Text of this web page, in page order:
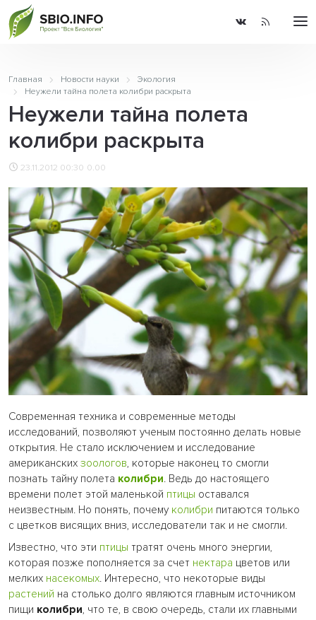
Главная Новости науки
Экология
Неужели тайна полета колибри раскрыта
Неужели тайна полета
колибри раскрыта
23.11.2012 00:30 0.00
Современная техника и современные методы
исследований, позволяют ученым постоянно делать новые
открытия. Не стало исключением и исследование
американских зоологов, которые наконец то смогли
познать тайну полета колибри. Ведь до настоящего
времени полет этой маленькой птицы оставался
неизвестным. Но понять, почему колибри питаются только
с цветков висящих вниз, исследователи так и не смогли.
Известно, что эти птицы тратят очень много энергии,
которая позже пополняется за счет нектара цветов или
мелких насекомых. Интересно, что некоторые виды
растений на столько долго являются главным источником
пищи колибри, что те, в свою очередь, стали их главными